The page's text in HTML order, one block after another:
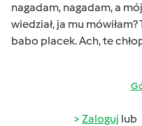
nagadam, nagadam, a
wiedział, ja mu
babo placek. Ach, te
Zaloguj lub